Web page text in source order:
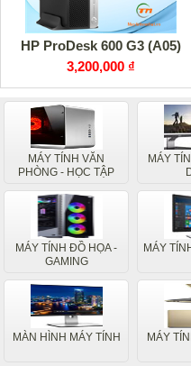
HP ProDesk 600 G3 (A05)
3,200,000 ₫
MÁY TÍNH VĂN
PHÒNG - HỌC TẬP
MÁY
MÁY TÍNH ĐỒ HỌA -
GAMING
MÁY
MÀN HÌNH MÁY TÍNH MÁY